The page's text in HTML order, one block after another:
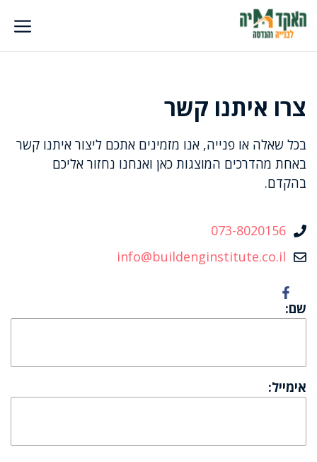
לדלג
לתוכן
צרו איתנו קשר
בכל שאלה או פנייה, אנו מזמינים אתכם ליצור איתנו קשר
באחת מהדרכים המוצגות כאן ואנחנו נחזור אליכם
בהקדם.
073-8020156
info@buildenginstitute.co.il
שם:
אימייל: